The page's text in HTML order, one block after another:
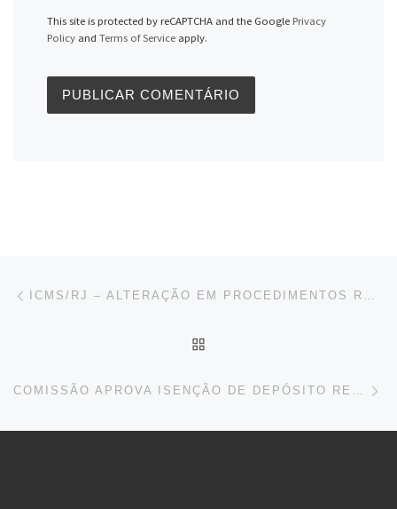
This site is protected by reCAPTCHA and the Google Privacy
Policyand Terms of Serviceapply.
Navegação do post ICMS/RJ – ALTERAÇÃO EM PROCEDIMENTOS RELATIVOS À OPERAÇÕES COM SUSPENSÃO DO ICMS
COMISSÃO APROVA ISENÇÃO DE DEPÓSITO RECURSAL PARA MICROEMPRESAS